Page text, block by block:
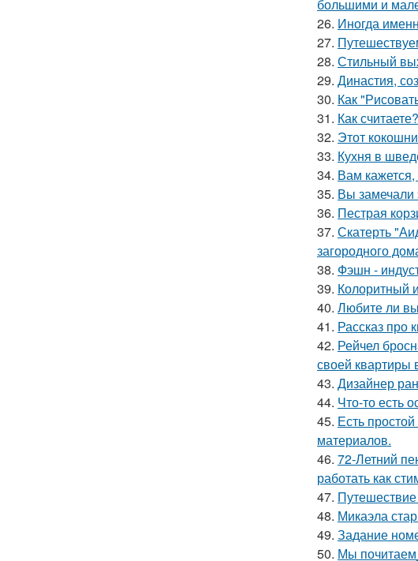
большими и
26. Иногда
27.
28. Стильный
29. Династия,
30. Как
31. Как
32. Этот
33. Кухня в
34. Вам
35. Вы замечали
36. Пестрая
37. Скатерть
загородного
38. Фэшн -
39. Колоритный
40. Любите ли
41. Рассказ про
42. Рейчел
своей квартиры
43. Дизайнер
44. Что-то есть
45. Есть
материалов.
46. 72-Летний
работать как
47.
48. Микаэла
49. Задание
50. Мы